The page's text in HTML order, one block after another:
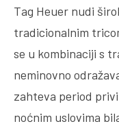
Tag Heuer nudi
tradicionalnim
se u kombinaciji s
neminovno
zahteva period
noćnim uslovima